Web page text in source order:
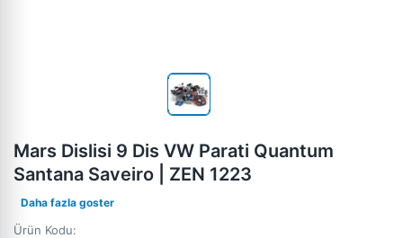
Mars Dislisi 9 Dis VW Parati Quantum
Santana Saveiro | ZEN 1223
Daha fazla goster
Ürün Kodu: